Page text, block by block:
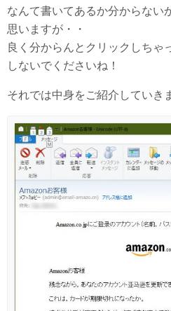
なんて書いてあるか分からない
思いますが・・
良く分からんとクリックしちゃ
しないでくださいね！
それでは中身をご紹介していき